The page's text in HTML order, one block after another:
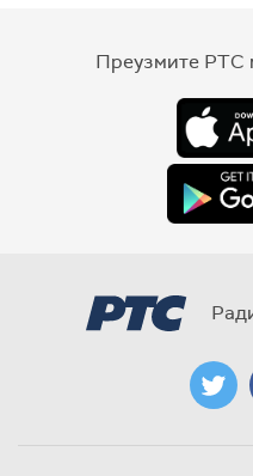
Преузмите РТС